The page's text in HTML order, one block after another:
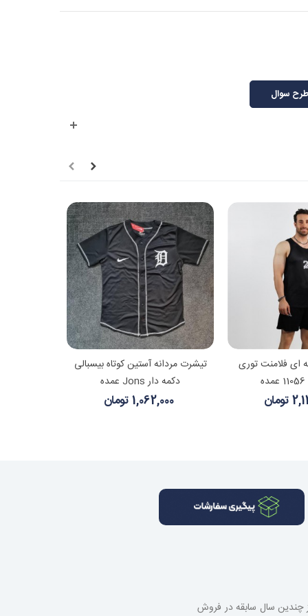
طرح سوال
مشاهده بیشتر
تیشرت مردانه آستین کوتاه بیسبالی
دکمه دار Jons عمده
1,062,000 تومان
بیشتر
ای فلامنت توری
چندین سال سابقه در فروش